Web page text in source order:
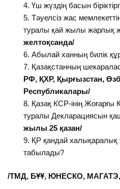
Үш жүздің басын
Тәуелсіз жас
туралы қай жылы жарлық
желтоқсанда/
Абылай ханның билік
Қазақстанның
РФ, ҚХР, Қырғызстан,
Республикалары/
Қазақ КСР-інің Жоғарғы
туралы Декларациясын
жылы 25 қазан/
ҚР қандай
табылады?
/ТМД, БҰҰ, ЮНЕСКО,